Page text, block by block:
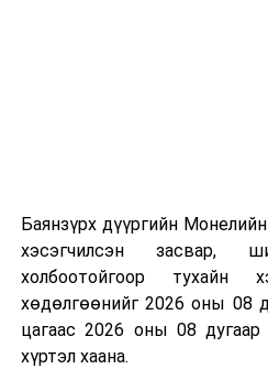
болон дулааны эрчим хүч
болдог. Зарим
үлдэх үнснээс фосфор
авах боломжтой аж.
Баянзүрх дүүргийн
хэсэгчилсэн засвар,
холбоотойгоор тухайн
хөдөлгөөнийг 2026 оны 08
цагаас 2026 оны 08
хүртэл хаана.